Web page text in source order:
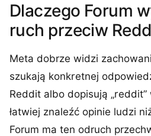
Dlaczego Forum
ruch przeciw
Meta dobrze widzi
szukają konkretnej
Reddit albo dopisują
łatwiej znaleźć opinie ludzi
Forum ma ten odruch